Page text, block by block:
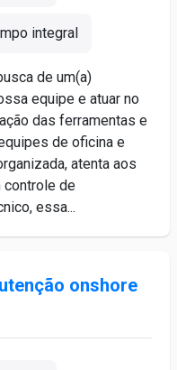
integral
de um(a)
equipe e atuar no
das ferramentas e
de oficina e
atenta aos
controle de
essa...
onshore